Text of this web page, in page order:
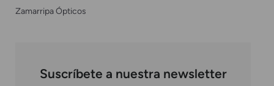
Zamarripa Ópticos
Suscríbete a nuestra newsletter